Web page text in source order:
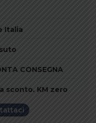
Italia
CONSEGNA
sconto, KM zero